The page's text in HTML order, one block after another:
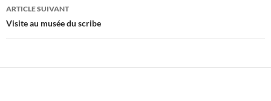
ARTICLE SUIVANT
Visite au musée du scribe